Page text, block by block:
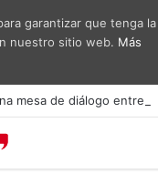
garantizar que tenga la
nuestro sitio web. Más